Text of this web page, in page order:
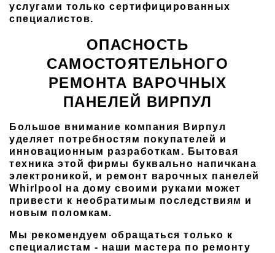
услугами только сертифицированных
специалистов.
ОПАСНОСТЬ
САМОСТОЯТЕЛЬНОГО
РЕМОНТА ВАРОЧНЫХ
ПАНЕЛЕЙ ВИРПУЛ
Большое внимание компания Вирпул
уделяет потребностям покупателей и
инновационным разработкам. Бытовая
техника этой фирмы буквально напичкана
электроникой, и ремонт варочных панелей
Whirlpool на дому своими руками может
привести к необратимым последствиям и
новым поломкам.
Мы рекомендуем обращаться только к
специалистам - наши мастера по ремонту